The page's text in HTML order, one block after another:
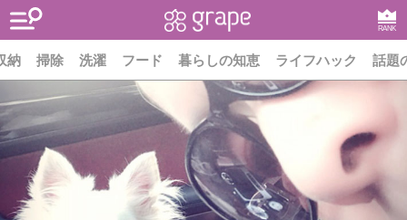
RANK
納 掃除 洗濯 フード 暮らしの知恵 ライフハック 話題